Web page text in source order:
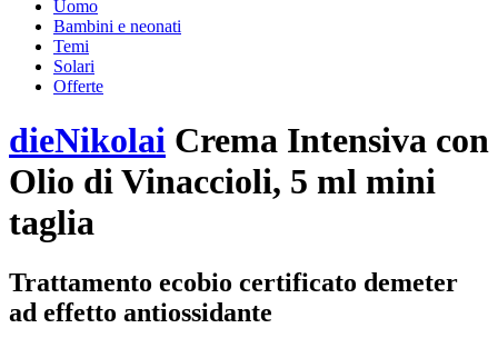
Uomo
Bambini e neonati
Temi
Solari
Offerte
dieNikolai Crema Intensiva con
Olio di Vinaccioli, 5 ml mini
taglia
Trattamento ecobio certificato demeter
ad effetto antiossidante